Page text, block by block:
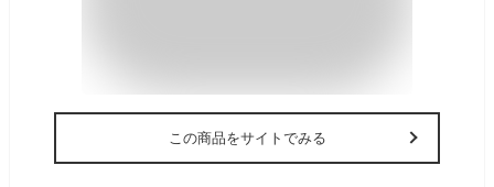
この商品をサイトでみる